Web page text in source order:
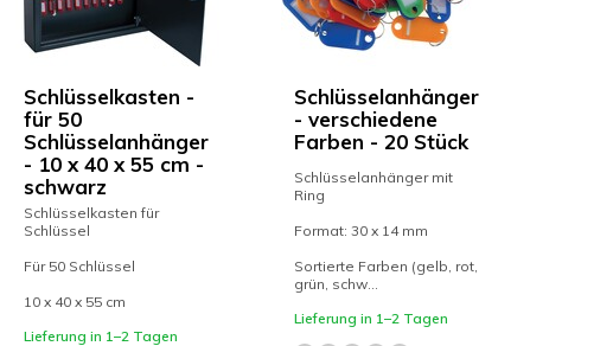
Schlüsselkasten -
für 50
Schlüsselanhänger
- 10 x 40 x 55 cm -
schwarz
Schlüsselkasten für
Schlüssel
Für 50 Schlüssel
10 x 40 x 55 cm
Lieferung in 1–2 Tagen
Schlüsselanhänger
- verschiedene
Farben - 20 Stück
Schlüsselanhänger mit
Ring
Format: 30 x 14 mm
Sortierte Farben (gelb, rot,
grün, schw...
Lieferung in 1–2 Tagen